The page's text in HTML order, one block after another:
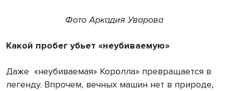
Фото Аркадия Уварова
Какой пробег убьет «неубиваемую»
Даже «неубиваемая» Королла» превращается в
легенду. Впрочем, вечных машин нет в природе,